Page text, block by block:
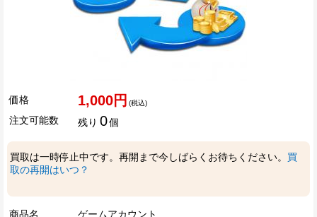
価格 1,000円 (税込)
注文可能数 残り 0個
買取は一時停止中です。再開まで今しばらくお待ちください。 買
取の再開はいつ？
商品名
ゲームアカウント